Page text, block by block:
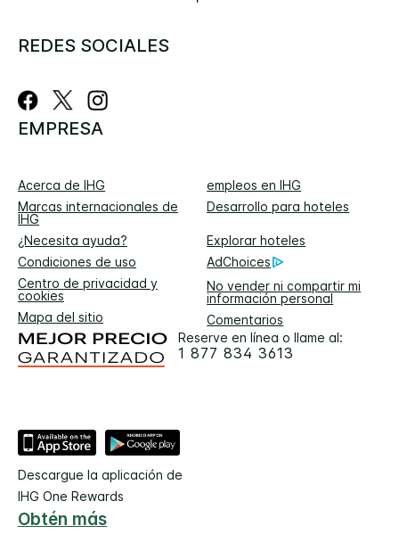
REDES SOCIALES
EMPRESA
Acerca de IHG
empleos en IHG
Marcas internacionales de
IHG
Desarrollo para hoteles
¿Necesita ayuda?
Explorar hoteles
Condiciones de uso
AdChoices
Centro de privacidad y
cookies
No vender ni compartir mi
información personal
Mapa del sitio
Comentarios
Reserve en línea o llame al:
1 877 834 3613
Descargue la aplicación de
IHG One Rewards
Obtén más